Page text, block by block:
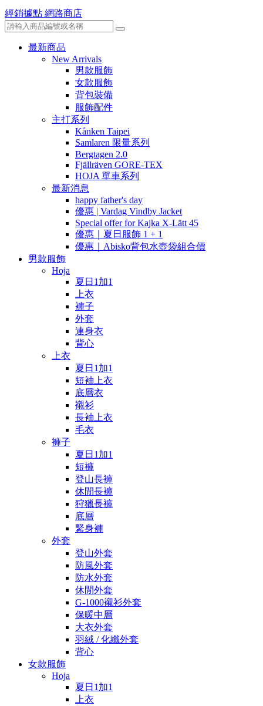
經銷據點 網路商店
最新商品
New Arrivals
男款服飾
女款服飾
背包裝備
服飾配件
主打系列
Kånken Taipei
Samlaren 限量系列
Bergtagen 2.0
Fjällräven GORE-TEX
HOJA 單車系列
最新消息
happy father's day
優惠 | Vardag Vindby Jacket
Special offer for Kajka X-Lätt 45
優惠｜夏日服飾 1 + 1
優惠｜Abisko背包水壺袋組合價
男款服飾
Hoja
夏日1加1
上衣
褲子
外套
連身衣
背心
上衣
夏日1加1
短袖上衣
底層衣
襯衫
長袖上衣
毛衣
褲子
夏日1加1
短褲
登山長褲
休閒長褲
狩獵長褲
底層
緊身褲
外套
登山外套
防風外套
防水外套
休閒外套
G-1000襯衫外套
保暖中層
大衣外套
羽絨 / 化纖外套
背心
女款服飾
Hoja
夏日1加1
上衣